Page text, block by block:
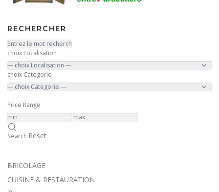
RECHERCHER
choix Localisation
choix Categorie
Price Range
Search Reset
BRICOLAGE
CUISINE & RESTAURATION